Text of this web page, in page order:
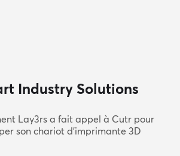
Industry Solutions
Lay3rs a fait appel à Cutr pour
son chariot d'imprimante 3D